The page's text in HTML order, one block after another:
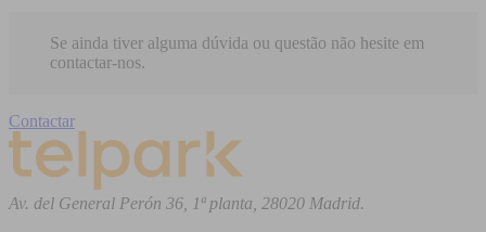
Se ainda tiver alguma dúvida ou questão não hesite em
contactar-nos.
Contactar
Av. del General Perón 36, 1ª planta, 28020 Madrid.